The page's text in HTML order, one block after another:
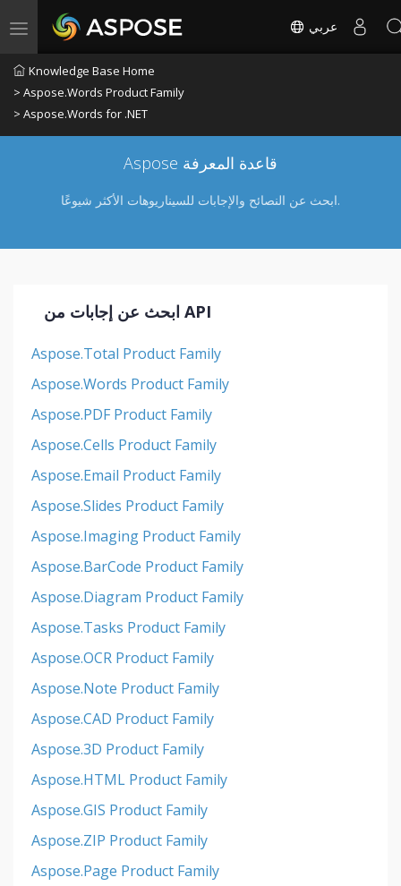
Toggle navigation عربي
Knowledge Base Home
> Aspose.Words Product Family
> Aspose.Words for .NET
Aspose قاعدة المعرفة
ابحث عن النصائح والإجابات للسيناريوهات الأكثر شيوعًا.
ابحث عن إجابات من API
Aspose.Total Product Family
Aspose.Words Product Family
Aspose.PDF Product Family
Aspose.Cells Product Family
Aspose.Email Product Family
Aspose.Slides Product Family
Aspose.Imaging Product Family
Aspose.BarCode Product Family
Aspose.Diagram Product Family
Aspose.Tasks Product Family
Aspose.OCR Product Family
Aspose.Note Product Family
Aspose.CAD Product Family
Aspose.3D Product Family
Aspose.HTML Product Family
Aspose.GIS Product Family
Aspose.ZIP Product Family
Aspose.Page Product Family